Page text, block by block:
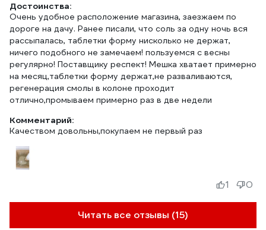
Достоинства:
Очень удобное расположение магазина, заезжаем по
дороге на дачу. Ранее писали, что соль за одну ночь вся
рассыпалась, таблетки форму нисколько не держат,
ничего подобного не замечаем! пользуемся с весны
регулярно! Поставщику респект! Мешка хватает примерно
на месяц,таблетки форму держат,не разваливаются,
регенерация смолы в колоне проходит
отлично,промываем примерно раз в две недели
Комментарий:
Качеством довольны,покупаем не первый раз
Читать все отзывы (15)
1 0